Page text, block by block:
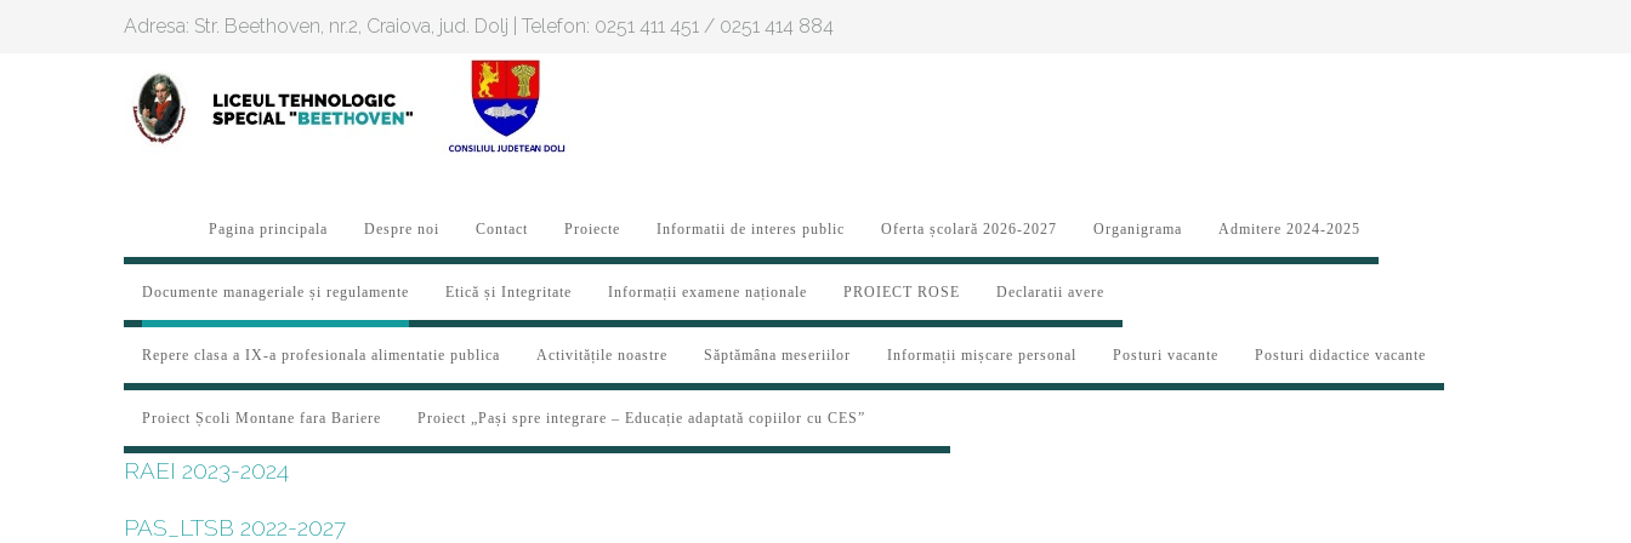
Adresa: Str. Beethoven, nr.2, Craiova, jud. Dolj | Telefon: 0251 411 451 / 0251 414 884
Pagina principala Despre noi Contact Proiecte Informatii de interes public Oferta școlară 2026-2027 Organigrama Admitere 2024-2025
Documente manageriale și regulamente Etică și Integritate Informații examene naționale PROIECT ROSE Declaratii avere
Repere clasa a IX-a profesionala alimentatie publica Activitățile noastre Săptămâna meseriilor Informații mișcare personal Posturi vacante Posturi didactice vacante
Proiect Școli Montane fara Bariere Proiect „Pași spre integrare – Educație adaptată copiilor cu CES”
RAEI 2023-2024
PAS_LTSB 2022-2027